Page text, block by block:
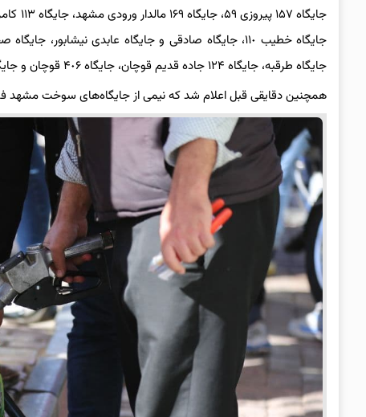
جایگاه طرقبه، جایگاه ١٢۴ جاده قدیم قوچان، جایگاه ۴٠۶ قوچان و جایگاه کریمدادی
همچنین دقایقی قبل اعلام شد که نیمی از جایگاه‌های سوخت مشهد